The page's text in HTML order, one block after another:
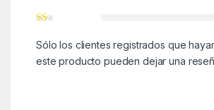
Sólo los clientes registrados que
este producto pueden dejar una